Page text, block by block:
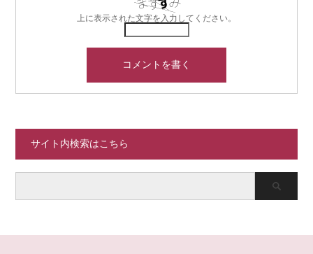
上に表示された文字を入力してください。
サイト内検索はこちら